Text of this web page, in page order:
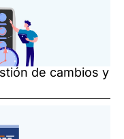
de cambios y